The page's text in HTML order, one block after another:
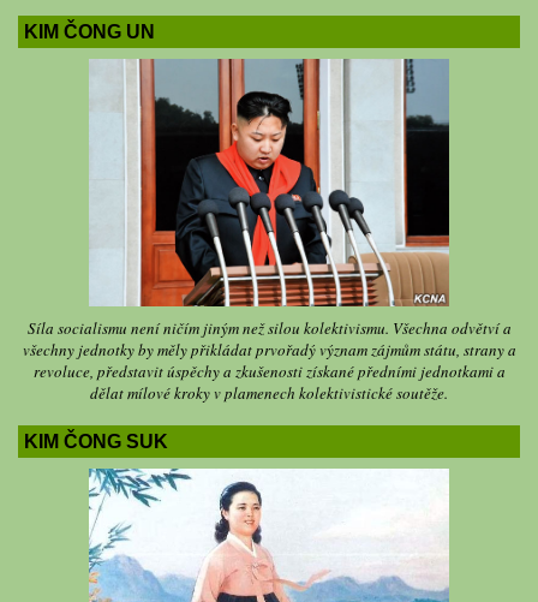
KIM ČONG UN
Síla socialismu není ničím jiným než silou kolektivismu. Všechna odvětví a
všechny jednotky by měly přikládat prvořadý význam zájmům státu, strany a
revoluce, představit úspěchy a zkušenosti získané předními jednotkami a
dělat mílové kroky v plamenech kolektivistické soutěže.
KIM ČONG SUK